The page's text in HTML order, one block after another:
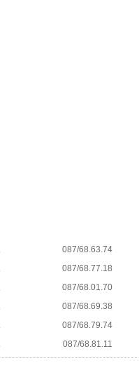
087/68.63.74
087/68.77.18
087/68.01.70
087/68.69.38
087/68.79.74
087/68.81.11